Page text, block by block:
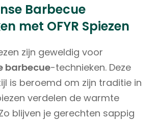
Barbecue
met OFYR Spiezen
zijn geweldig voor
barbecue-technieken. Deze
is beroemd om zijn traditie in
verdelen de warmte
blijven je gerechten sappig